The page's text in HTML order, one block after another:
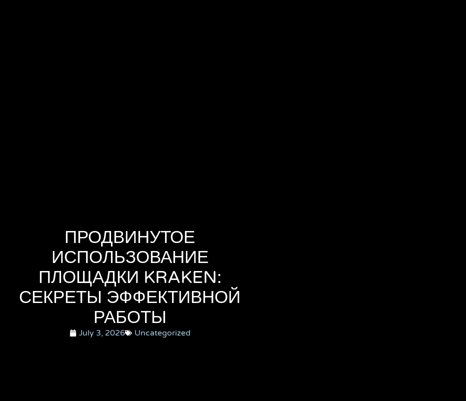
ПРОДВИНУТОЕ
ИСПОЛЬЗОВАНИЕ
ПЛОЩАДКИ KRAKEN:
СЕКРЕТЫ ЭФФЕКТИВНОЙ
РАБОТЫ
July 3, 2026 Uncategorized